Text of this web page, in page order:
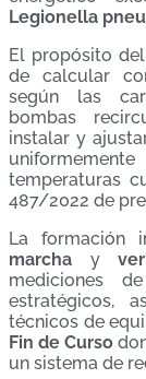
Legionella
El propósito
de calcular
según las
bombas
instalar y
temperaturas
487/2022 de
La formación
marcha y
mediciones
estratégicos,
técnicos de
Fin de Curso
un sistema de